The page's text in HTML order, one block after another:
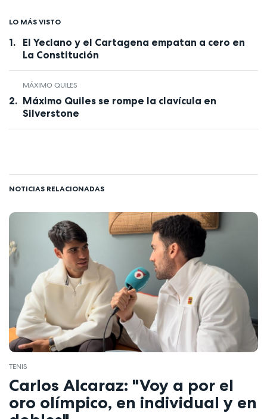
LO MÁS VISTO
El Yeclano y el Cartagena empatan a cero en
La Constitución
MÁXIMO QUILES
Máximo Quiles se rompe la clavícula en
Silverstone
NOTICIAS RELACIONADAS
TENIS
Carlos Alcaraz: "Voy a por el
oro olímpico, en individual y en